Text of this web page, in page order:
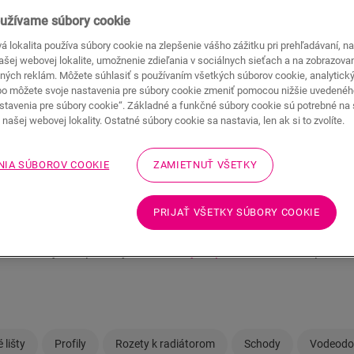
svoju laminátovú podlahu
štýlovo
majiteľom novej luxusnej laminátovej podlahy Quick-Step.
úpravu v podobe soklových líšt a zakončovacích
nájdete soklové lišty a zakončovacie profily, ktoré sa
lišty Profily Rozety k radiátorom Schody
súbory cookie
lokalita používa súbory cookie na zlepšenie vášho zážitku pri prehľadávaní,
webovej lokalite, umožnenie zdieľania v sociálnych sieťach a na
reklám. Môžete súhlasiť s používaním všetkých súborov cookie,
môžete svoje nastavenia pre súbory cookie zmeniť pomocou nižšie
pre súbory cookie“. Základné a funkčné súbory cookie sú potrebné na
webovej lokality. Ostatné súbory cookie sa nastavia, len ak si to zvolíte.
SÚBOROV COOKIE ZAMIETNUŤ VŠETKY
PRIJAŤ VŠETKY SÚBORY COOKIE